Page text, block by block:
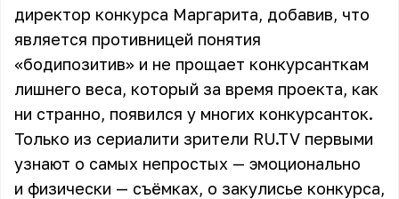
директор конкурса Маргарита, добавив, что
является противницей понятия
«бодипозитив» и не прощает конкурсанткам
лишнего веса, который за время проекта, как
ни странно, появился у многих конкурсанток.
Только из сериалити зрители RU.TV первыми
узнают о самых непростых — эмоционально
и физически — съёмках, о закулисье конкурса,